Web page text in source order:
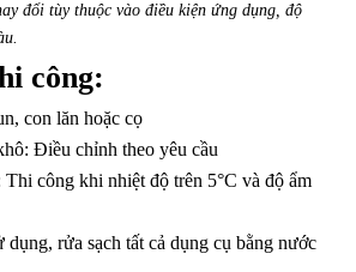
đổi tùy thuộc vào điều kiện ứng dụng, độ
công:
con lăn hoặc cọ
Điều chỉnh theo yêu cầu
công khi nhiệt độ trên 5°C và độ ẩm
rửa sạch tất cả dụng cụ bằng nước